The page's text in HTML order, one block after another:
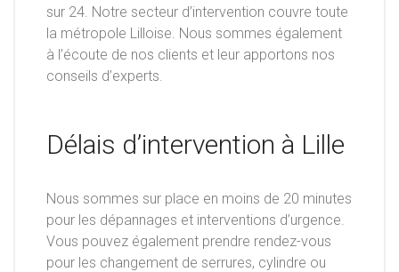
sur 24. Notre secteur d’intervention couvre toute
la métropole Lilloise. Nous sommes également
à l’écoute de nos clients et leur apportons nos
conseils d’experts.
Délais d’intervention à Lille
Nous sommes sur place en moins de 20 minutes
pour les dépannages et interventions d’urgence.
Vous pouvez également prendre rendez-vous
pour les changement de serrures, cylindre ou